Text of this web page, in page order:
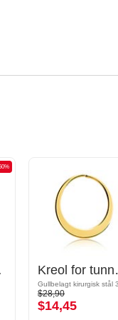
Kreol
$28,90
$14,45